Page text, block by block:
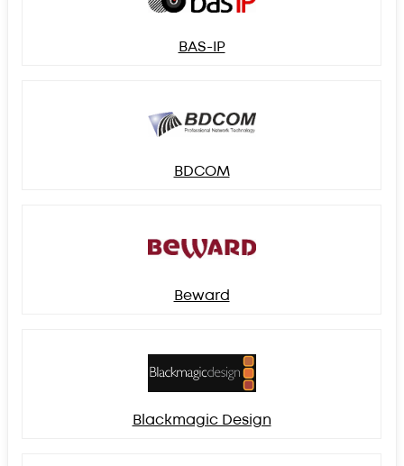
BAS-IP
BDCOM
Beward
Blackmagic Design